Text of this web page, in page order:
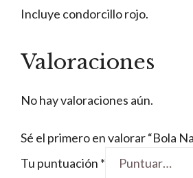
Incluye condorcillo rojo.
Valoraciones
No hay valoraciones aún.
Sé el primero en valorar “Bola
Tu puntuación *